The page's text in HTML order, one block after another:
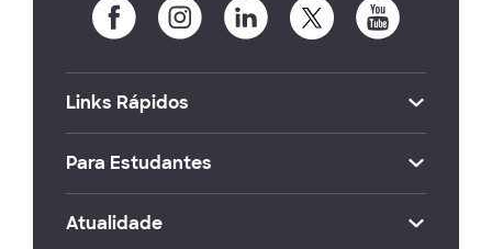
Links Rápidos
Para Estudantes
Atualidade